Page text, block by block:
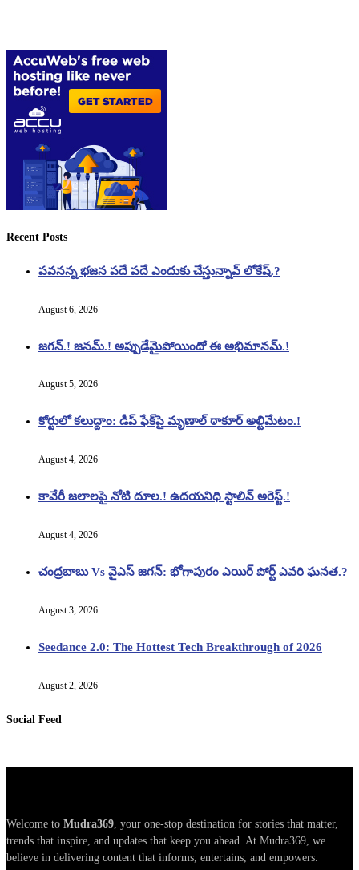
Recent Posts
పవనన్న భజన పదే పదే ఎందుకు చేస్తున్నావ్ లోకేష్.?
August 6, 2026
జగన్.! జనమ్.! అప్పుడేమైపోయిందో ఈ అభిమానమ్.!
August 5, 2026
కోర్టులో కలుద్దాం: డీప్ ఫేక్‌పై మృణాల్ ఠాకూర్ అల్టిమేటం.!
August 4, 2026
కావేరీ జలాలపై నోటి దూల.! ఉదయనిధి స్టాలిన్ అరెస్ట్.!
August 4, 2026
చంద్రబాబు Vs వైఎస్ జగన్: భోగాపురం ఎయిర్ పోర్ట్ ఎవరి ఘనత.?
August 3, 2026
Seedance 2.0: The Hottest Tech Breakthrough of 2026
August 2, 2026
Social Feed
Welcome to Mudra369, your one-stop destination for stories that matter,
trends that inspire, and updates that keep you ahead. At Mudra369, we
believe in delivering content that informs, entertains, and empowers.